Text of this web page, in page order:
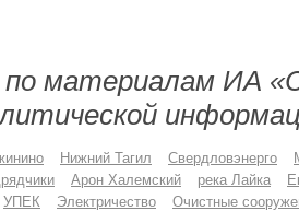
по материалам ИА
Нижний Тагил Свердловэнерго
Арон Халемский река Лайка
УПЕК Электричество Очистные